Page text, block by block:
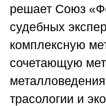
решает Союз
судебных
комплексную
сочетающую
трасологии и